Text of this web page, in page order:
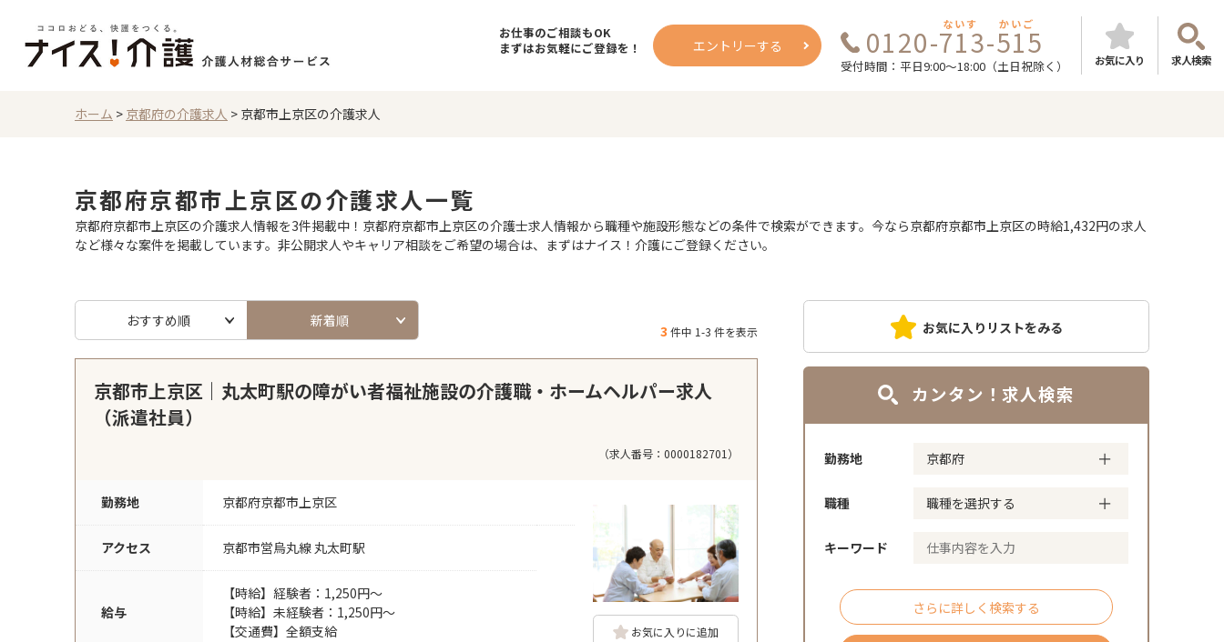
お仕事のご相談もOK
まずはお気軽にご登録を！
エントリーする 0120-713-515
ないす かいご
受付時間：平日9:00～18:00（土日祝除く） お気に入り 求人検索
ホーム > 京都府の介護求人 > 京都市上京区の介護求人
京都府京都市上京区の介護求人一覧
京都府京都市上京区の介護求人情報を3件掲載中！京都府京都市上京区の介護士求人情報から職種や施設形態などの条件で検索ができます。今なら京都府京都市上京区の時給1,432円の求人
など様々な案件を掲載しています。非公開求人やキャリア相談をご希望の場合は、まずはナイス！介護にご登録ください。
3件中 1-3 件を表示
おすすめ順 新着順
京都市上京区｜丸太町駅の障がい者福祉施設の介護職・ホームヘルパー求人
（派遣社員）
（求人番号：0000182701）
勤務地 京都府京都市上京区
アクセス 京都市営烏丸線 丸太町駅
給与
【時給】経験者：1,250円～
【時給】未経験者：1,250円～
【交通費】全額支給
お気に入りに追加
お気に入りリストをみる
カンタン！求人検索
勤務地
職種
キーワード
さらに詳しく検索する